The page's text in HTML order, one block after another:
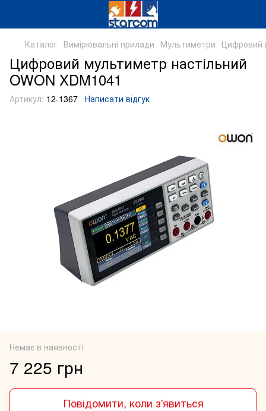
Каталог Вимірювальні прилади Мультиметри Цифровий
Цифровий мультиметр настільний
OWON XDM1041
Артикул: 12-1367 Написати відгук
Немає в наявності
7 225 грн
Повідомити, коли з'явиться